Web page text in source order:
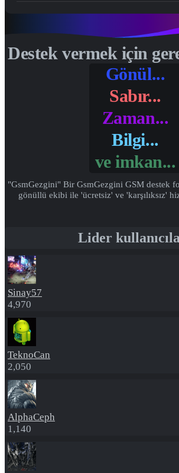
Destek vermek için
Gönül...
Sabır...
Zaman...
Bilgi...
veimkan...
"GsmGezgini" Bir GsmGezgini GSM destek
gönüllü ekibi ile 'ücretsiz' ve 'karşılıksız'
Lider
Sinay57
4,970
TeknoCan
2,050
AlphaCeph
1,140